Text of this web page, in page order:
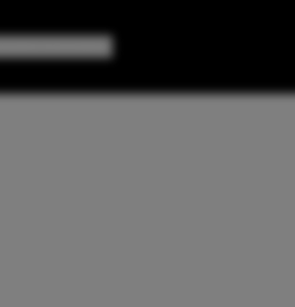
GEEK CULTURE